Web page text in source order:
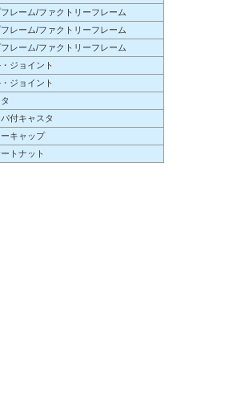
レーム/ファクトリーフレーム
レーム/ファクトリーフレーム
レーム/ファクトリーフレーム
・ジョイント
・ジョイント
付キャスタ
キャップ
トナット